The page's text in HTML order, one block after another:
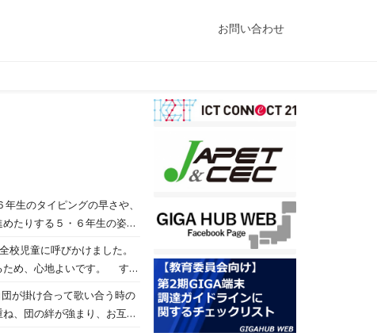
お問い合わせ
たりする５・６年生の姿に
ていってほしいと思いま
児童に呼びかけました。
ため、心地よいです。 する
きあがりです。 ５時間
。 どちらが大きいかタブ
、団の絆が強まり、お互い